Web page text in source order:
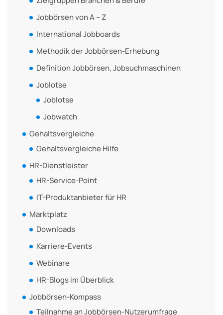
Jobbörsen von A – Z
International Jobboards
Methodik der Jobbörsen-Erhebung
Definition Jobbörsen, Jobsuchmaschinen
Joblotse
Joblotse
Jobwatch
Gehaltsvergleiche
Gehaltsvergleiche Hilfe
HR-Dienstleister
HR-Service-Point
IT-Produktanbieter für HR
Marktplatz
Downloads
Karriere-Events
Webinare
HR-Blogs im Überblick
Jobbörsen-Kompass
Teilnahme an Jobbörsen-Nutzerumfrage